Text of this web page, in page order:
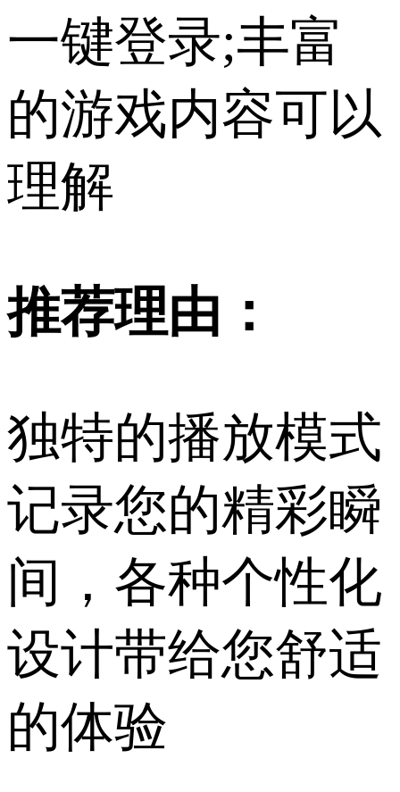
一键登录;丰富
的游戏内容可以
理解
推荐理由：
独特的播放模式
记录您的精彩瞬
间，各种个性化
设计带给您舒适
的体验